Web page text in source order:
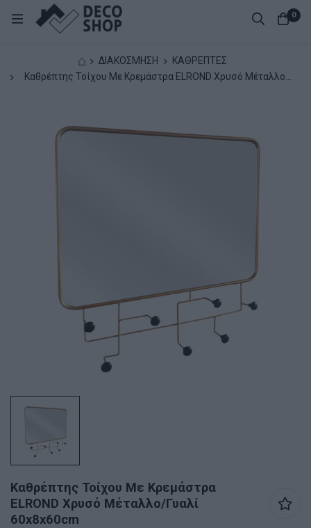
0
⌂ ΔΙΑΚΟΣΜΗΣΗ
ΚΑΘΡΕΠΤΕΣ
Καθρέπτης Τοίχου Με Κρεμάστρα ELROND Χρυσό Μέταλλο/
Καθρέπτης Τοίχου Με Κρεμάστρα
ELROND Χρυσό Μέταλλο/Γυαλί
60x8x60cm